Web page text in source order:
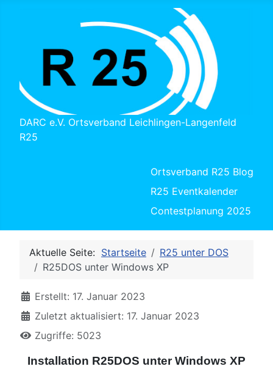
DARC e.V. Ortsverband Leichlingen-Langenfeld
R25
Ortsverband R25 Blog
R25 Eventkalender
Contestplanung 2025
Aktuelle Seite: Startseite
R25 unter DOS
R25DOS unter Windows XP
Erstellt: 17. Januar 2023
Zuletzt aktualisiert: 17. Januar 2023
Zugriffe: 5023
Installation R25DOS unter Windows XP